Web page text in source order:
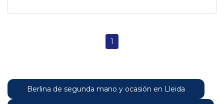
1
Berlina de segunda mano y ocasión en Lleida